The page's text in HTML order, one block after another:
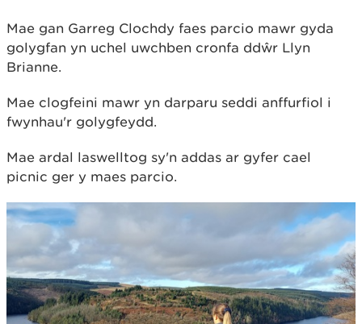
Mae gan Garreg Clochdy faes parcio mawr gyda
golygfan yn uchel uwchben cronfa ddŵr Llyn
Brianne.
Mae clogfeini mawr yn darparu seddi anffurfiol i
fwynhau'r golygfeydd.
Mae ardal laswelltog sy'n addas ar gyfer cael
picnic ger y maes parcio.